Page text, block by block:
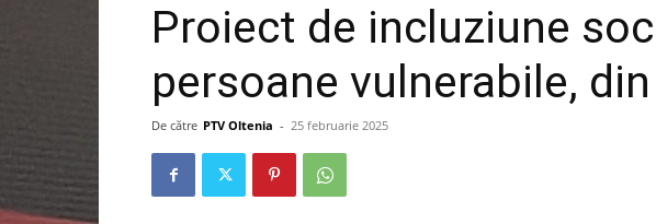
Proiect de incluziune
persoane vulnerabile,
De către PTV Oltenia - 25 februarie 2025